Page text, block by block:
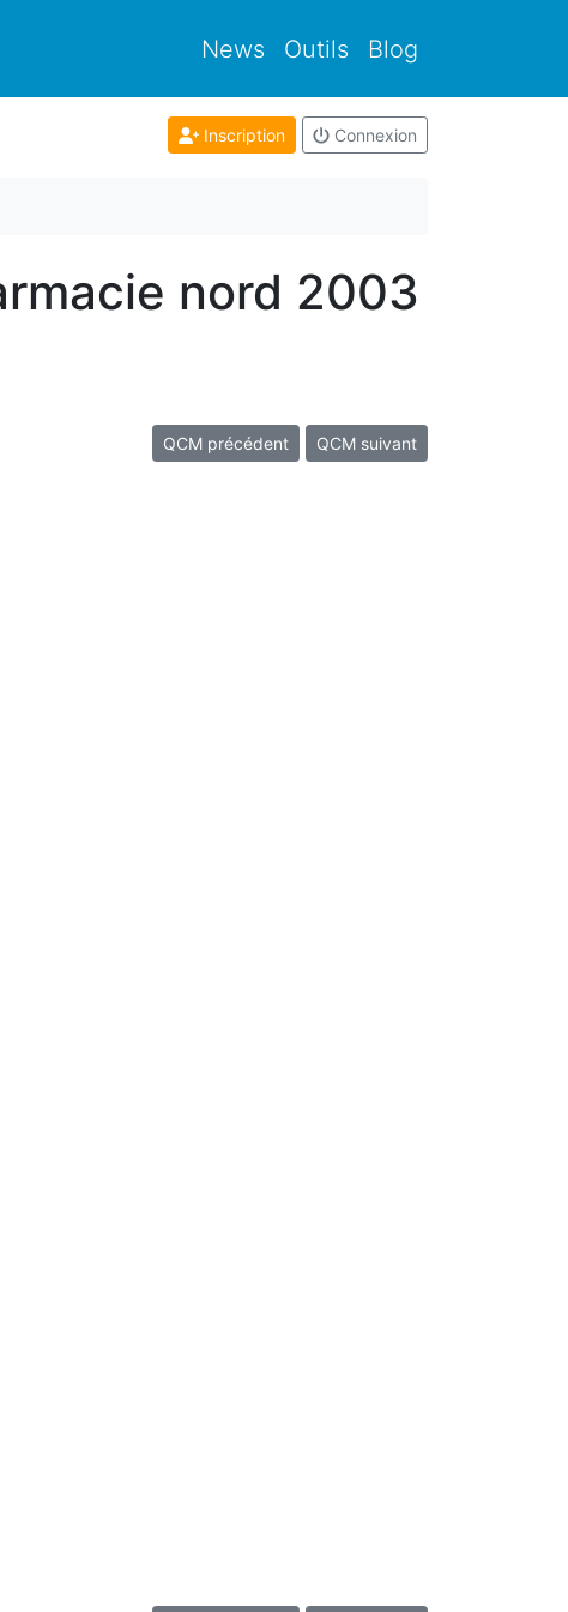
News Outils Blog
Inscription Connexion
nord 2003
QCM précédent QCM suivant